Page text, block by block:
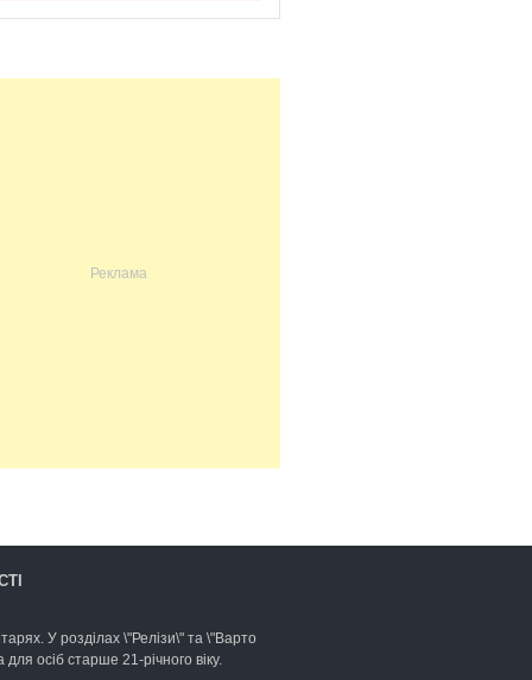
У розділах \"Релізи\" та \"Варто
осіб старше 21-річного віку.